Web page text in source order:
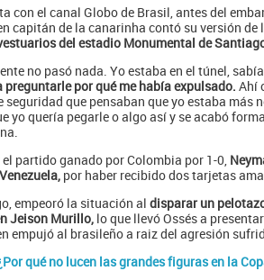
con el canal Globo de Brasil, antes del
capitán de la canarinha contó su versión
del estadio Monumental de
no pasó nada. Yo estaba en el túnel,
preguntarle por qué me había expulsado. Ahí
seguridad que pensaban que yo estaba más
yo quería pegarle o algo así y se acabó
partido ganado por Colombia por 1-0,
por haber recibido dos tarjetas
empeoró la situación al disparar un
Jeison Murillo, lo que llevó Ossés a
empujó al brasileño a raiz del agresión
qué no lucen las grandes figuras en la